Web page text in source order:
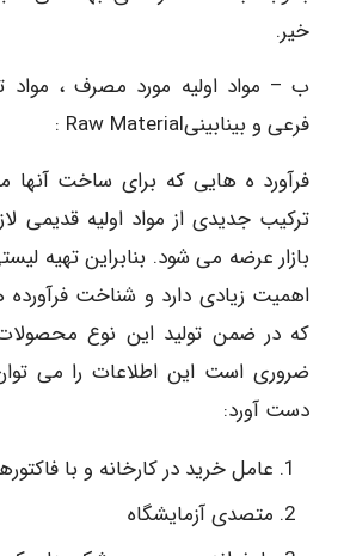
خیر.
ب – مواد اولیه مورد مصرف ، مواد
فرعی و بینابینیRaw Material :
فرآورد ه هایی که برای ساخت آنها
ترکیب جدیدی از مواد اولیه قدیمی
بازار عرضه می شود. بنابراین تهیه
اھمیت زیادی دارد و شناخت
که در ضمن تولید این نوع
ضروری است این اطلاعات را می
دست آورد:
عامل خرید در کارخانه و با
متصدی آزمایشگاه